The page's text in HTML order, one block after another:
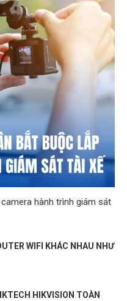
hành trình giám sát
WIFI KHÁC NHAU NHƯ
HIKVISION TOÀN